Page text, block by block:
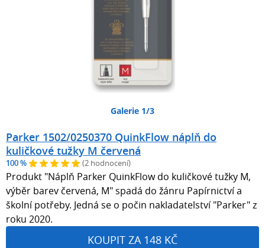
Galerie 1/3
Parker 1502/0250370 QuinkFlow náplň do
kuličkové tužky M červená
100 % (2 hodnocení)
Produkt "Náplň Parker QuinkFlow do kuličkové tužky M,
výběr barev červená, M" spadá do žánru Papírnictví a
školní potřeby. Jedná se o počin nakladatelství "Parker" z
roku 2020.
KOUPIT ZA 148 KČ